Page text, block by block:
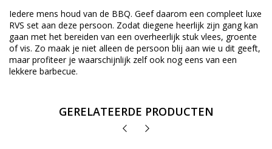
Iedere mens houd van de BBQ. Geef daarom een compleet luxe
RVS set aan deze persoon. Zodat diegene heerlijk zijn gang kan
gaan met het bereiden van een overheerlijk stuk vlees, groente
of vis. Zo maak je niet alleen de persoon blij aan wie u dit geeft,
maar profiteer je waarschijnlijk zelf ook nog eens van een
lekkere barbecue.
GERELATEERDE PRODUCTEN